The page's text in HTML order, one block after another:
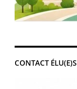
CONTACT ÉLU(E)S